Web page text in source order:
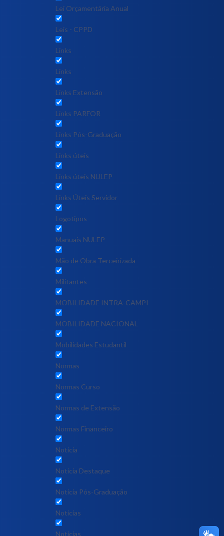
Lei Orçamentária Anual
Leis - CPPD
Links
Links
Links Extensão
Links PARFOR
Links Pós-Graduação
Links úteis
Links úteis NULEP
Links Úteis Servidor
Logotipos
Manuais NULEP
Mão de Obra Terceirizada
Militantes
MOBILIDADE INTRA-CAMPI
MOBILIDADE NACIONAL
Mobilidades Estudantil
Normas
Normas Curso
Normas de Extensão
Normas Financeiro
Notícia
Notícia Destaque
Noticia Pós-Graduação
Notícias
Notícias